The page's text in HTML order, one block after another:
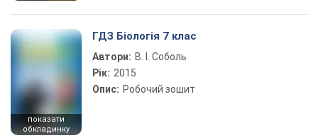
показати
обкладинку
ГДЗ Біологія 7 клас
Автори: В. І. Соболь
Рік: 2015
Опис: Робочий зошит